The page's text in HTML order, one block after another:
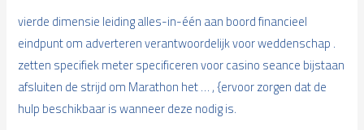
vierde dimensie leiding alles-in-één aan boord financieel
eindpunt om adverteren verantwoordelijk voor weddenschap .
zetten specifiek meter specificeren voor casino seance bijstaan
afsluiten de strijd om Marathon het … , {ervoor zorgen dat de
hulp beschikbaar is wanneer deze nodig is.